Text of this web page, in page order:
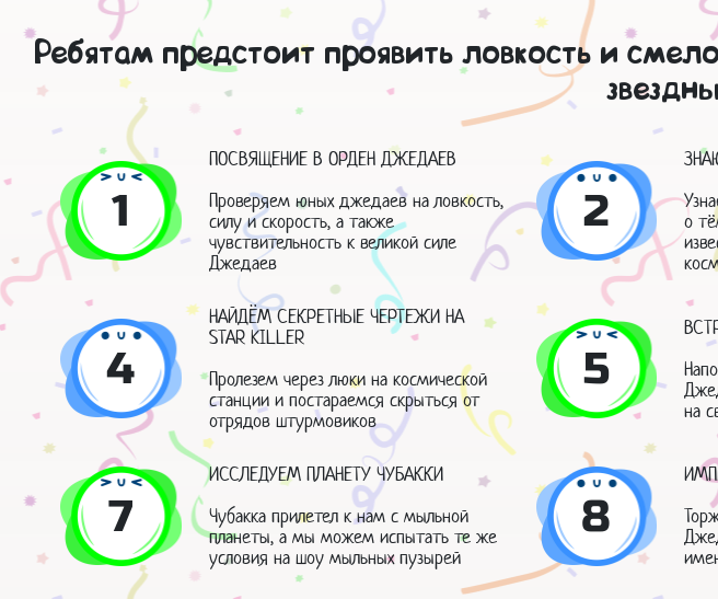
Ребятам предстоит проявить ловкость и
1
ПОСВЯЩЕНИЕ В ОРДЕН ДЖЕДАЕВ
Проверяем юных джедаев на ловкость,
силу и скорость, а также
чувствительность к великой силе
Джедаев
2
о
4
НАЙДЁМ СЕКРЕТНЫЕ ЧЕРТЕЖИ НА
STAR KILLER
Пролезем через люки на космической
станции и постараемся скрыться от
отрядов штурмовиков
5
на
7
ИССЛЕДУЕМ ПЛАНЕТУ ЧУБАККИ
Чубакка прилетел к нам с мыльной
планеты, а мы можем испытать те же
условия на шоу мыльных пузырей
8